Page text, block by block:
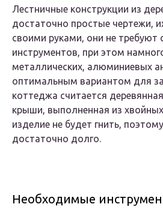
Лестничные конструкции из
достаточно простые чертежи,
своими руками, они не требуют
инструментов, при этом
металлических, алюминиевых
оптимальным вариантом для
коттеджа считается
крыши, выполненная из
изделие не будет гнить,
достаточно долго.
Необходимые